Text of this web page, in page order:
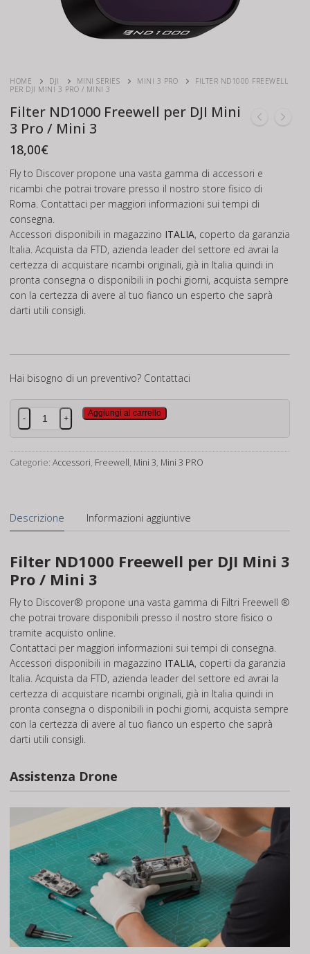
HOME DJI MINI SERIES MINI 3 PRO
FILTER ND1000 FREEWELL
PER DJI MINI 3 PRO / MINI 3
Filter ND1000 Freewell per DJI Mini
3 Pro / Mini 3
18,00€
Fly to Discover propone una vasta gamma di accessori e
ricambi che potrai trovare presso il nostro store fisico di
Roma. Contattaci per maggiori informazioni sui tempi di
consegna.
Accessori disponibili in magazzino ITALIA, coperto da garanzia
Italia. Acquista da FTD, azienda leader del settore ed avrai la
certezza di acquistare ricambi originali, già in Italia quindi in
pronta consegna o disponibili in pochi giorni, acquista sempre
con la certezza di avere al tuo fianco un esperto che saprà
darti utili consigli.
Hai bisogno di un preventivo? Contattaci
Filter
ND1000
per
Pro
/
3
quantità
- +
Aggiungi al carrello
Categorie: Accessori, Freewell, Mini 3, Mini 3 PRO
Descrizione Informazioni aggiuntive
Filter ND1000 Freewell per DJI Mini 3
Pro / Mini 3
Fly to Discover® propone una vasta gamma di Filtri Freewell ®
che potrai trovare disponibili presso il nostro store fisico o
tramite acquisto online.
Contattaci per maggiori informazioni sui tempi di consegna.
Accessori disponibili in magazzino ITALIA, coperti da garanzia
Italia. Acquista da FTD, azienda leader del settore ed avrai la
certezza di acquistare ricambi originali, già in Italia quindi in
pronta consegna o disponibili in pochi giorni, acquista sempre
con la certezza di avere al tuo fianco un esperto che saprà
darti utili consigli.
Assistenza Drone